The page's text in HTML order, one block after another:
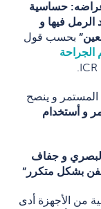
حساسية
فيها و
بحسب قول
و ينصح
و أستخدام
و جفاف
بشكل متكرر”
من الأجهزة أدى